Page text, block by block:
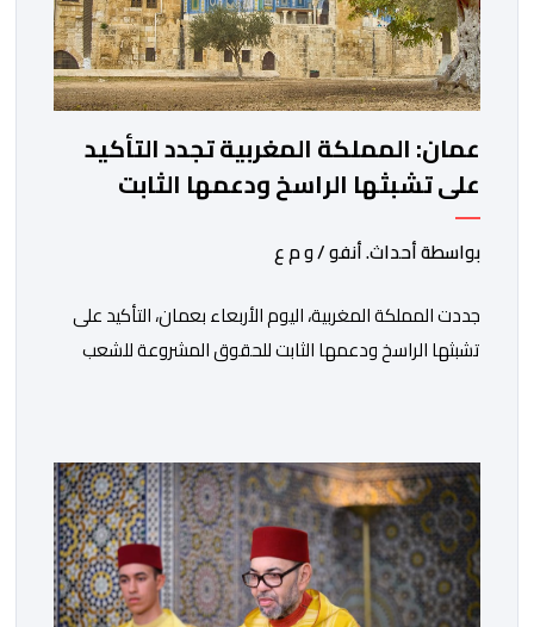
عمان: المملكة المغربية تجدد التأكيد
على تشبثها الراسخ ودعمها الثابت
للحقوق المشروعة للشعب الفلسطيني
الشقيق
بواسطة أحداث. أنفو / و م ع
جددت المملكة المغربية، اليوم الأربعاء بعمان، التأكيد على
تشبثها الراسخ ودعمها الثابت للحقوق المشروعة للشعب
الشريف، واقتناعها بفضائل الحوار والتفاوض كسبيل وحيد
لحل الصراع الفلسطيني- الإسرائيلي، بعيدا عن أعمال العنف
والتطرف والتصرفات أحادية الجانب، وكذا انخراطها التام في
كل […]